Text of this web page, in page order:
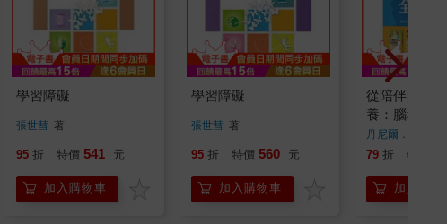
學習障礙
張世彗 著
95 折 特價 541 元
加入購物車
學習障礙
張世彗 著
95 折 特價 560 元
加入購物車
從陪伴開始
養：腦科學
智強韌的孩
依附克服人
丹尼爾．席格
79 折 特價
加入購物